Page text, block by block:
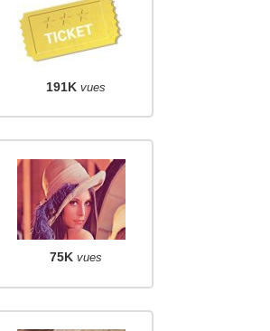
191K vues
75K vues